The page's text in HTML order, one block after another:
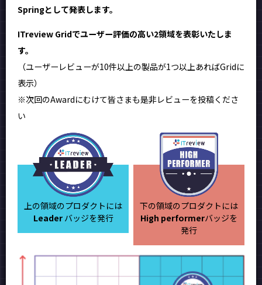
Springとして発表します。
ITreview Gridでユーザー評価の高い2領域を表彰いたしま
す。
（ユーザーレビューが10件以上の製品が1つ以上あればGridに
表示）
※次回のAwardにむけて皆さまも是非レビューを投稿くださ
い
上の領域のプロダクトには
Leaderバッジを発行
下の領域のプロダクトには
High performerバッジを
発行